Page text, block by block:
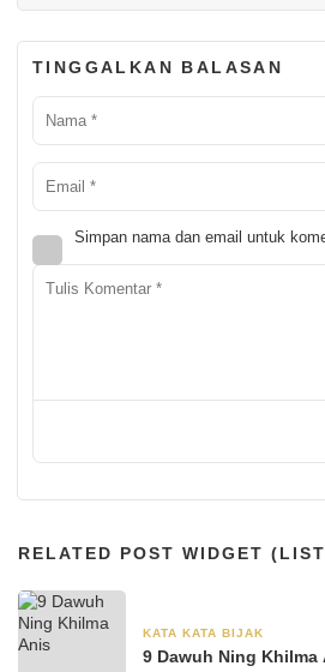
TINGGALKAN BALASAN
Simpan nama dan email untuk
RELATED POST WIDGET
KATA KATA BIJAK
9 Dawuh Ning Khilma